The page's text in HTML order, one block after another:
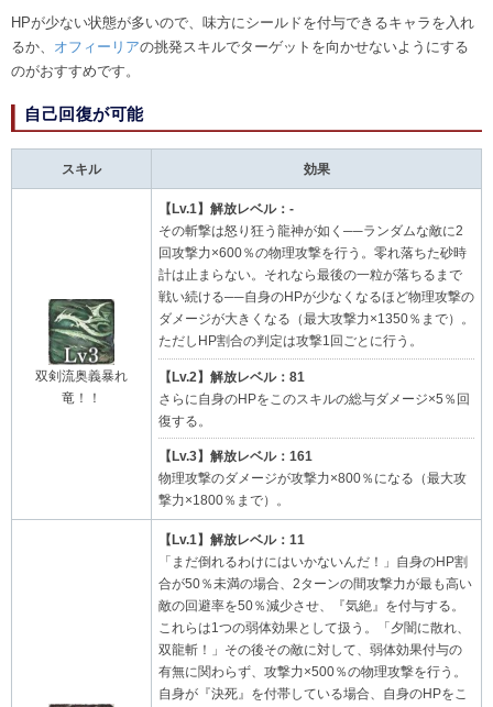
HPが少ない状態が多いので、味方にシールドを付与できるキャラを入れ
るか、 オフィーリアの挑発スキルでターゲットを向かせないようにする
のがおすすめです。
自己回復が可能
スキル 効果
双剣流奥義暴れ
竜！！
【Lv.1】解放レベル：-
その斬撃は怒り狂う龍神が如く──ランダムな敵に2
回攻撃力×600％の物理攻撃を行う。零れ落ちた砂時
計は止まらない。それなら最後の一粒が落ちるまで
戦い続ける──自身のHPが少なくなるほど物理攻撃の
ダメージが大きくなる（最大攻撃力×1350％まで）。
ただしHP割合の判定は攻撃1回ごとに行う。
【Lv.2】解放レベル：81
さらに自身のHPをこのスキルの総与ダメージ×5％回
復する。
【Lv.3】解放レベル：161
物理攻撃のダメージが攻撃力×800％になる（最大攻
撃力×1800％まで）。
【Lv.1】解放レベル：11
「まだ倒れるわけにはいかないんだ！」自身のHP割
合が50％未満の場合、2ターンの間攻撃力が最も高い
敵の回避率を50％減少させ、『気絶』を付与する。
これらは1つの弱体効果として扱う。「夕闇に散れ、
双龍斬！」その後その敵に対して、弱体効果付与の
有無に関わらず、攻撃力×500％の物理攻撃を行う。
自身が『決死』を付帯している場合、自身のHPをこ